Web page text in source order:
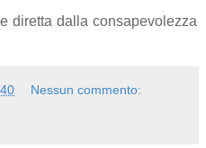
diretta dalla consapevolezza
Nessun commento: